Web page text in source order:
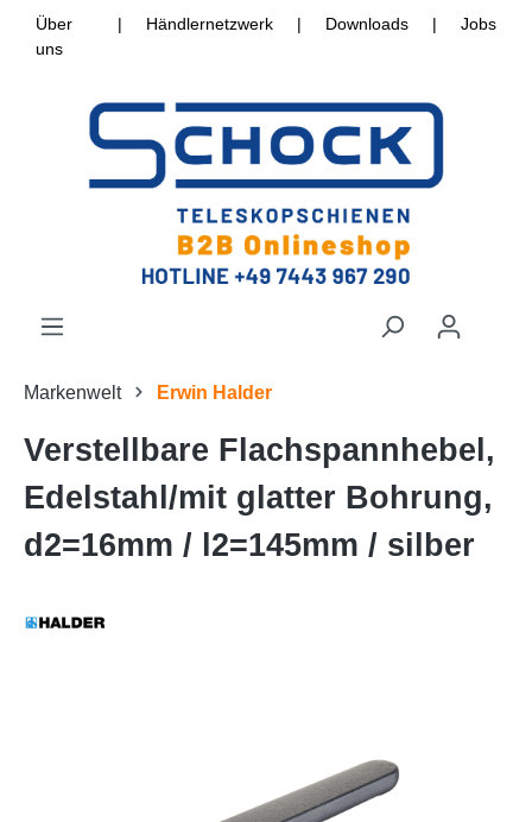
Über
uns
| Händlernetzwerk | Downloads | Jobs
Markenwelt Erwin Halder
Verstellbare Flachspannhebel,
Edelstahl/mit glatter Bohrung,
d2=16mm / l2=145mm / silber